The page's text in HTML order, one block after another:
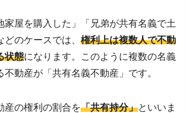
家屋を購入した」「兄弟が共有名義で土
のケースでは、 権利上は複数人で不動
状態になります。このように複数の名義
不動産が「共有名義不動産」です。
産の権利の割合を「共有持分」といいま